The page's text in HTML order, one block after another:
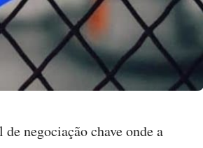
negociação chave onde a